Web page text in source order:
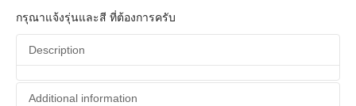
กรุณาแจ้งรุ่นและสี ที่ต้องการครับ
Description
Additional information